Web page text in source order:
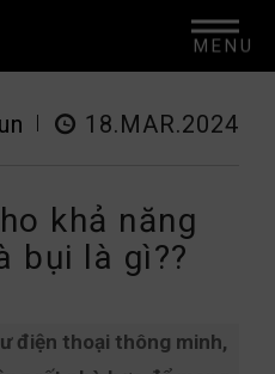
18.MAR.2024
khả năng
bụi là gì??
điện thoại thông minh,
MENU